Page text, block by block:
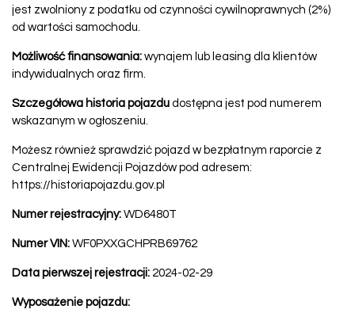
jest zwolniony z podatku od czynności cywilnoprawnych (2%)
od wartości samochodu.
Możliwość finansowania: wynajem lub leasing dla klientów
indywidualnych oraz firm.
Szczegółowa historia pojazdu dostępna jest pod numerem
wskazanym w ogłoszeniu.
Możesz również sprawdzić pojazd w bezpłatnym raporcie z
Centralnej Ewidencji Pojazdów pod adresem:
https://historiapojazdu.gov.pl
Numer rejestracyjny: WD6480T
Numer VIN: WF0PXXGCHPRB69762
Data pierwszej rejestracji: 2024-02-29
Wyposażenie pojazdu: